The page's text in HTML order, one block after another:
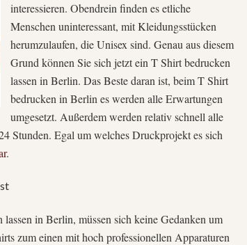
interessieren. Obendrein finden es etliche
Menschen uninteressant, mit Kleidungsstücken
herumzulaufen, die Unisex sind. Genau aus diesem
Grund können Sie sich jetzt ein T Shirt bedrucken
lassen in Berlin. Das Beste daran ist, beim T Shirt
bedrucken in Berlin es werden alle Erwartungen
umgesetzt. Außerdem werden relativ schnell alle
Stunden. Egal um welches Druckprojekt es sich
.
in Berlin, müssen sich keine Gedanken um
zum einen mit hoch professionellen Apparaturen